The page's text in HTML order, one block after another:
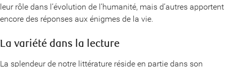
leur rôle dans l’évolution de l’humanité, mais d’autres apportent
encore des réponses aux énigmes de la vie.
La variété dans la lecture
La splendeur de notre littérature réside en partie dans son